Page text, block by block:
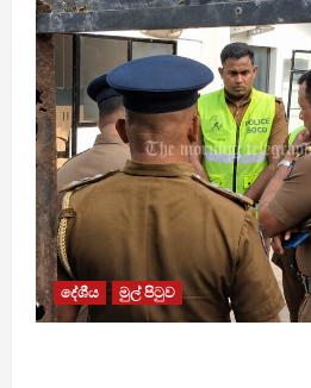
දේශීය මුල් පිටුව